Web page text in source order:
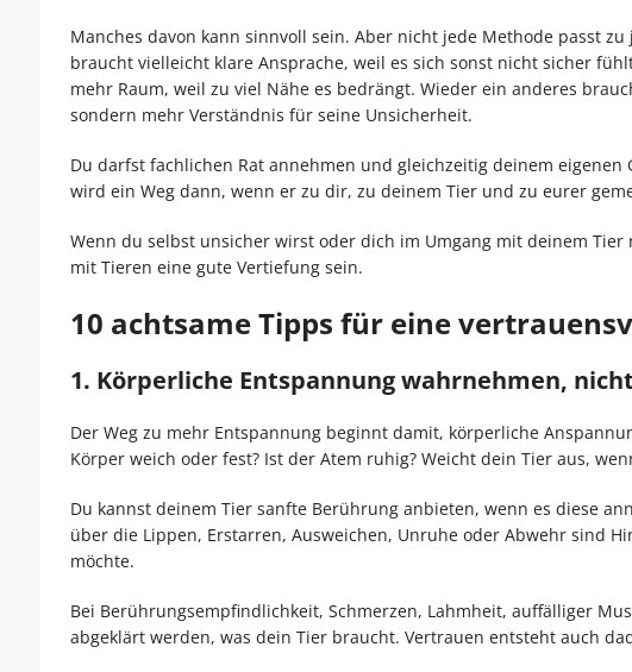
Manches davon kann sinnvoll sein. Aber nicht jede Methode passt zu
braucht vielleicht klare Ansprache, weil es sich sonst nicht sicher
mehr Raum, weil zu viel Nähe es bedrängt. Wieder ein anderes
sondern mehr Verständnis für seine Unsicherheit.
Du darfst fachlichen Rat annehmen und gleichzeitig deinem
wird ein Weg dann, wenn er zu dir, zu deinem Tier und zu eurer
Wenn du selbst unsicher wirst oder dich im Umgang mit deinem
mit Tieren eine gute Vertiefung sein.
10 achtsame Tipps für eine
1. Körperliche Entspannung wahrnehmen,
Der Weg zu mehr Entspannung beginnt damit, körperliche
Körper weich oder fest? Ist der Atem ruhig? Weicht dein Tier aus,
Du kannst deinem Tier sanfte Berührung anbieten, wenn es diese
über die Lippen, Erstarren, Ausweichen, Unruhe oder Abwehr sind
möchte.
Bei Berührungsempfindlichkeit, Schmerzen, Lahmheit, auffälliger
abgeklärt werden, was dein Tier braucht. Vertrauen entsteht auch